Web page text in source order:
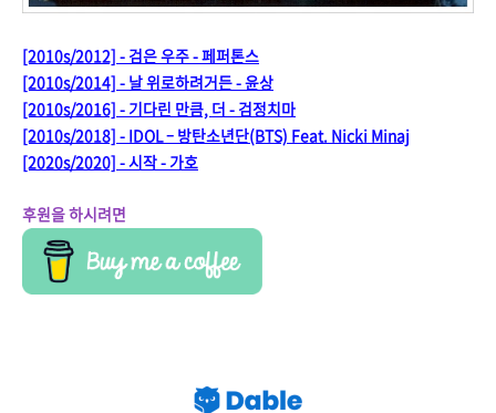
[2010s/2012] - 검은 우주 - 페퍼톤스
[2010s/2014] - 날 위로하려거든 - 윤상
[2010s/2016] - 기다린 만큼, 더 - 검정치마
[2010s/2018] - IDOL – 방탄소년단(BTS) Feat. Nicki Minaj
[2020s/2020] - 시작 - 가호
후원을 하시려면